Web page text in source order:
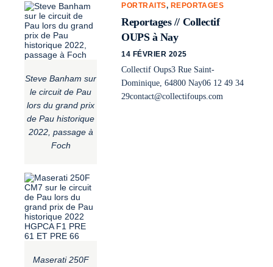
Steve Banham sur
le circuit de Pau
lors du grand prix
de Pau historique
2022, passage à
Foch
Maserati 250F
PORTRAITS, REPORTAGES
Reportages // Collectif
OUPS à Nay
14 FÉVRIER 2025
Collectif Oups3 Rue Saint-
Dominique, 64800 Nay06 12 49 34
29contact@collectifoups.com